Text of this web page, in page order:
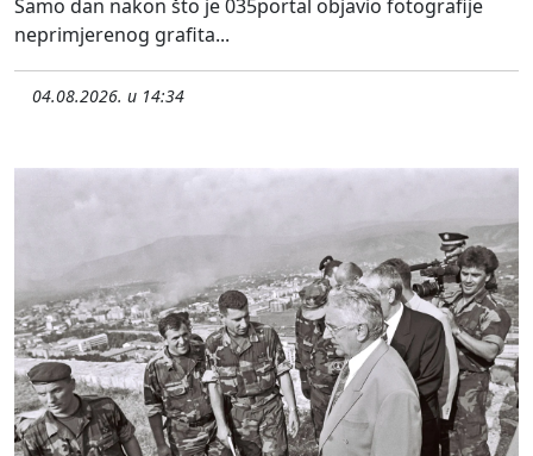
Samo dan nakon što je 035portal objavio fotografije
neprimjerenog grafita...
04.08.2026. u 14:34